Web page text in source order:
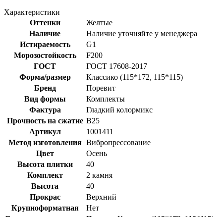
Характеристики
Оттенки
Желтые
Наличие
Наличие уточняйте у менеджера
Истираемость
G1
Морозостойкость
F200
ГОСТ
ГОСТ 17608-2017
Форма/размер
Классико (115*172, 115*115)
Бренд
Поревит
Вид формы
Комплекты
Фактура
Гладкий колормикс
Прочность на сжатие B25
Артикул
1001411
Метод изготовления Вибропрессование
Цвет
Осень
Высота плитки
40
Комплект
2 камня
Высота
40
Прокрас
Верхний
Крупноформатная
Нет